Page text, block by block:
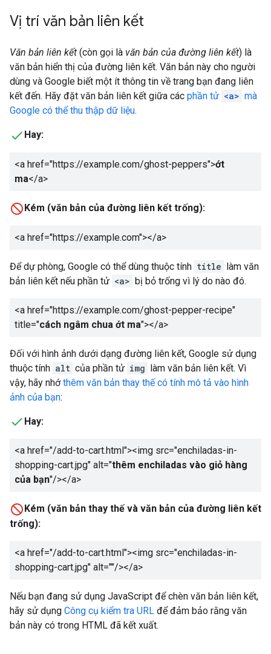
Vị trí văn bản liên kết
Văn bản liên kết (còn gọi là văn bản của đường liên kết) là
văn bản hiển thị của đường liên kết. Văn bản này cho người
dùng và Google biết một ít thông tin về trang bạn đang liên
kết đến. Hãy đặt văn bản liên kết giữa các phần tử <a> mà
Google có thể thu thập dữ liệu.
Hay:
<a href="https://example.com/ghost-peppers">ớt
ma</a>
Kém (văn bản của đường liên kết trống):
<a href="https://example.com"></a>
Để dự phòng, Google có thể dùng thuộc tính title làm văn
bản liên kết nếu phần tử <a> bị bỏ trống vì lý do nào đó.
<a href="https://example.com/ghost-pepper-recipe"
title="cách ngâm chua ớt ma"></a>
Đối với hình ảnh dưới dạng đường liên kết, Google sử dụng
thuộc tính alt của phần tử img làm văn bản liên kết. Vì
vậy, hãy nhớthêm văn bản thay thế có tính mô tả vào hình
ảnh của bạn:
Hay:
<a href="/add-to-cart.html"><img src="enchiladas-in-
shopping-cart.jpg" alt="thêm enchiladas vào giỏ hàng
của bạn"/></a>
Kém (văn bản thay thế và văn bản của đường liên kết
trống):
<a href="/add-to-cart.html"><img src="enchiladas-in-
shopping-cart.jpg" alt=""/></a>
Nếu bạn đang sử dụng JavaScript để chèn văn bản liên kết,
hãy sử dụng Công cụ kiểm tra URL để đảm bảo rằng văn
bản này có trong HTML đã kết xuất.